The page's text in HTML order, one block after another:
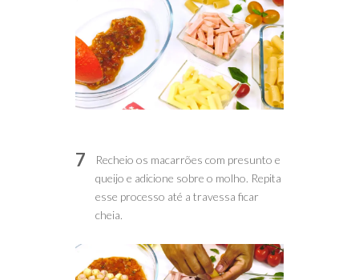
7
Recheio os macarrões com presunto e
queijo e adicione sobre o molho. Repita
esse processo até a travessa ficar
cheia.